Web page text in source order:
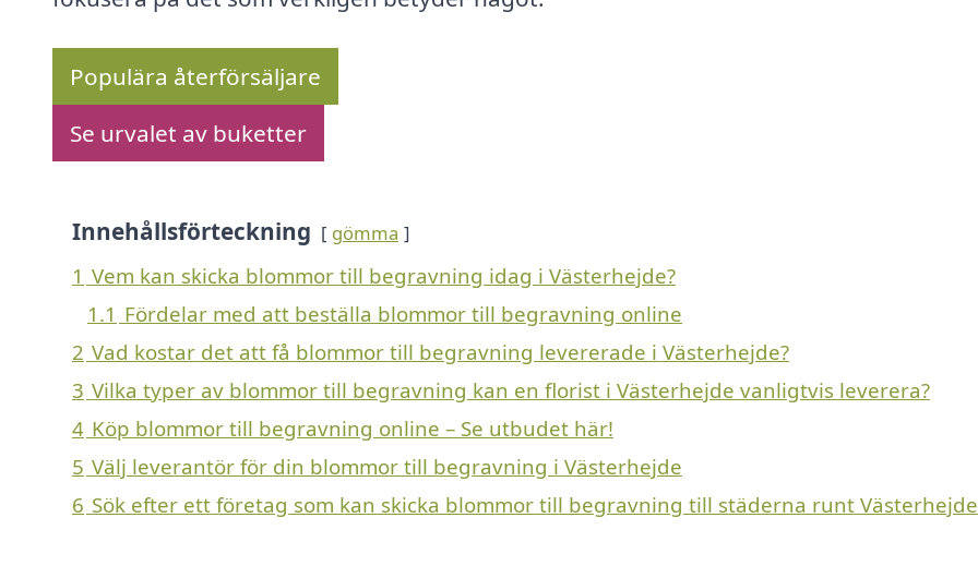
Populära återförsäljare
Se urvalet av buketter
Innehållsförteckning gömma
1 Vem kan skicka blommor till begravning idag i Västerhejde?
1.1 Fördelar med att beställa blommor till begravning online
2 Vad kostar det att få blommor till begravning levererade i Västerhejde?
3 Vilka typer av blommor till begravning kan en florist i Västerhejde vanligtvis leverera?
4 Köp blommor till begravning online – Se utbudet här!
5 Välj leverantör för din blommor till begravning i Västerhejde
6 Sök efter ett företag som kan skicka blommor till begravning till städerna runt Västerhejde